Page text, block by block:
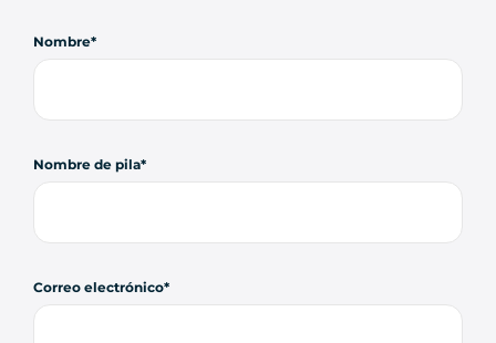
Nombre
Nombre de pila
Correo electrónico